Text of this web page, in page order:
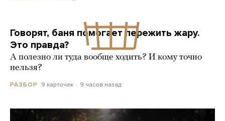
Говорят, баня помогает пережить жару.
Это правда?
А полезно ли туда вообще ходить? И кому точно
нельзя?
РАЗБОР 9 карточек 9 часов назад